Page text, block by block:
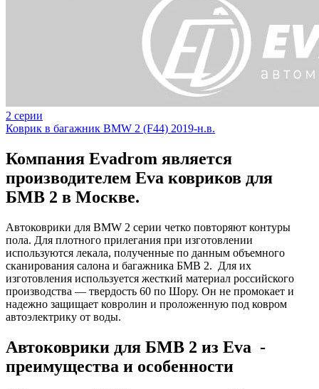
2 серии
Коврик в багажник BMW 2 (F44) 2019-н.в.
Компания Evadrom является
производителем Eva ковриков для
БМВ 2 в Москве.
Автоковрики для BMW 2 серии четко повторяют контуры
пола. Для плотного прилегания при изготовлении
используются лекала, полученные по данным объемного
сканирования салона и багажника БМВ 2. Для их
изготовления используется жесткий материал российского
производства — твердость 60 по Шору. Он не промокает и
надежно защищает ковролин и проложенную под ковром
автоэлектрику от воды.
Автоковрики для БМВ 2 из Eva -
преимущества и особенности